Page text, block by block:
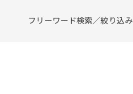
フリーワード検索／絞り込み